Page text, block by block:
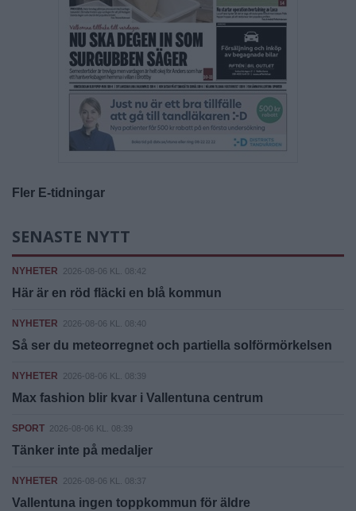
Fler E-tidningar
SENASTE NYTT
NYHETER 2026-08-06 KL. 08:42
Här är en röd fläcki en blå kommun
NYHETER 2026-08-06 KL. 08:40
Så ser du meteorregnet och partiella solförmörkelsen
NYHETER 2026-08-06 KL. 08:39
Max fashion blir kvar i Vallentuna centrum
SPORT 2026-08-06 KL. 08:39
Tänker inte på medaljer
NYHETER 2026-08-06 KL. 08:37
Vallentuna ingen toppkommun för äldre